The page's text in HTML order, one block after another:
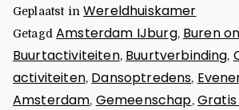
Geplaatst inWereldhuiskamer
Getagd Amsterdam IJburg, Buren
Buurtactiviteiten, Buurtverbinding,
activiteiten, Dansoptredens,
Amsterdam, Gemeenschap, Gratis